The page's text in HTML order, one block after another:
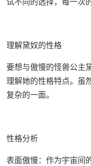
理解黛奴的性格
要想与傲慢的怪兽公主
理解她的性格特点。虽
复杂的一面。
性格分析
表面傲慢：作为宇宙间